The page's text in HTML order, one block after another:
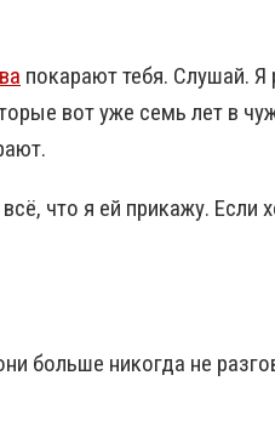
покарают тебя. Слушай.
вот уже семь лет в
что я ей прикажу. Если
больше никогда не